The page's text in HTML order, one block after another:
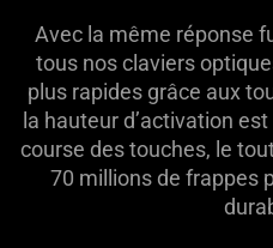
Avec la même réponse
tous nos claviers
plus rapides grâce aux
la hauteur d’activation
course des touches, le
70 millions de frappes